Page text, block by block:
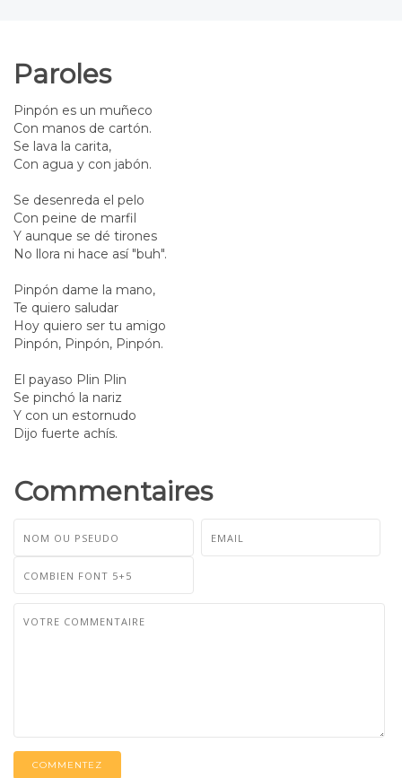
Paroles
Pinpón es un muñeco
Con manos de cartón.
Se lava la carita,
Con agua y con jabón.
Se desenreda el pelo
Con peine de marfil
Y aunque se dé tirones
No llora ni hace así "buh".
Pinpón dame la mano,
Te quiero saludar
Hoy quiero ser tu amigo
Pinpón, Pinpón, Pinpón.
El payaso Plin Plin
Se pinchó la nariz
Y con un estornudo
Dijo fuerte achís.
Commentaires
COMMENTEZ